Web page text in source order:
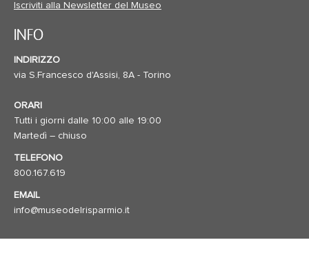
Iscriviti alla Newsletter del Museo
INFO
INDIRIZZO
via S.Francesco d'Assisi, 8A - Torino
ORARI
Tutti i giorni dalle 10:00 alle 19:00
Martedì – chiuso
TELEFONO
800.167.619
EMAIL
info@museodelrisparmio.it